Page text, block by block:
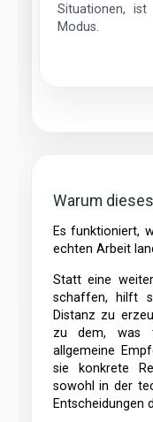
Situationen,
Modus.
Warum
Es funktioniert, weil die Unterstützung nah an der
echten Arbeit
Statt eine weitere Ebene um Delivery herum zu
schaffen, hilft
Distanz zu
zu dem, was
allgemeine
sie konkrete
sowohl in der
Entscheidungen